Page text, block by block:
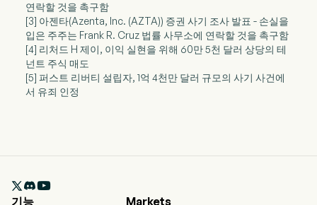
연락할 것을 촉구함
[3] 아젠타(Azenta, Inc. (AZTA)) 증권 사기 조사 발표 - 손실을
입은 주주는 Frank R. Cruz 법률 사무소에 연락할 것을 촉구함
[4] 리처드 H 제이, 이익 실현을 위해 60만 5천 달러 상당의 테
넌트 주식 매도
[5] 퍼스트 리버티 설립자, 1억 4천만 달러 규모의 사기 사건에
서 유죄 인정

기능
Markets